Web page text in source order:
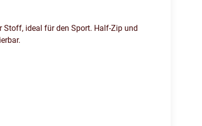
Stoff, ideal für den Sport. Half-Zip und